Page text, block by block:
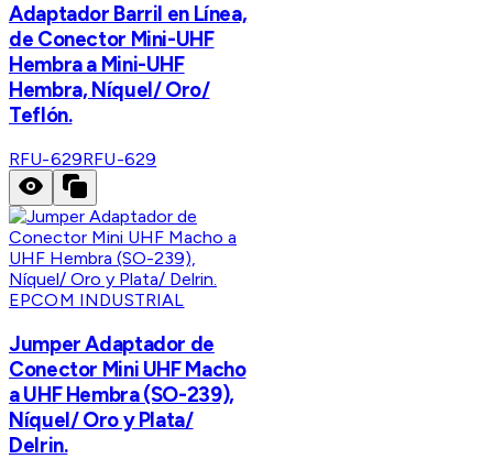
Adaptador Barril en Línea,
de Conector Mini-UHF
Hembra a Mini-UHF
Hembra, Níquel/ Oro/
Teflón.
RFU-629RFU-629
EPCOM INDUSTRIAL
Jumper Adaptador de
Conector Mini UHF Macho
a UHF Hembra (SO-239),
Níquel/ Oro y Plata/
Delrin.